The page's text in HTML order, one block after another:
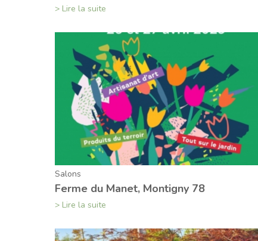
> Lire la suite
Salons
Ferme du Manet, Montigny 78
> Lire la suite